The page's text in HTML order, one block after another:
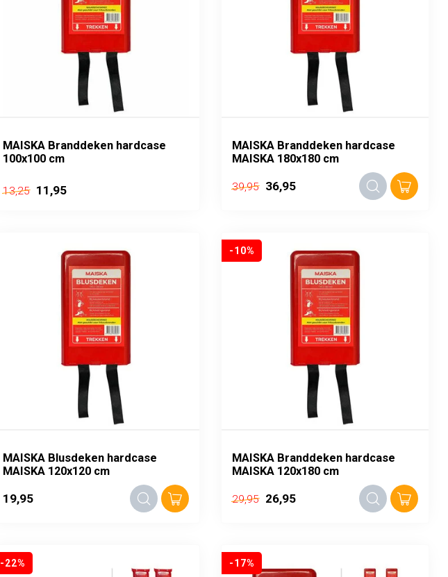
MAISKA Branddeken hardcase
100x100 cm
13,25 11,95
MAISKA Branddeken hardcase
MAISKA 180x180 cm
39,95 36,95
MAISKA Blusdeken hardcase
MAISKA 120x120 cm
19,95
-10%
MAISKA Branddeken hardcase
MAISKA 120x180 cm
29,95 26,95
-22% -17%